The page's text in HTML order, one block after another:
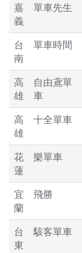
嘉
義
單車先生
台
南
單車時間
高
雄
自由鳶單
車
高
雄
十全單車
花
蓮
樂單車
宜
蘭
飛勝
台
東
駭客單車